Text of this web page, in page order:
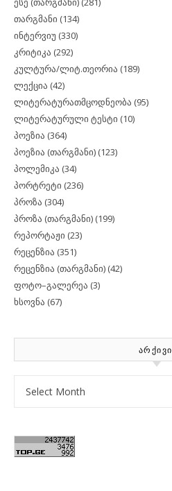
თარგმანი (134)
ინტერვიუ (330)
კრიტიკა (292)
კულტურა/ლიტ.თეორია (189)
ლექცია (42)
ლიტერატურათმცოდნეობა (95)
ლიტერატურული ტესტი (10)
პოეზია (364)
პოეზია (თარგმანი) (123)
პოლემიკა (34)
პორტრეტი (236)
პროზა (304)
პროზა (თარგმანი) (199)
რეპორტაჟი (23)
რეცენზია (351)
რეცენზია (თარგმანი) (42)
ფოტო–გალერეა (3)
ხსოვნა (67)
ᲐᲠᲥᲘᲕᲘ